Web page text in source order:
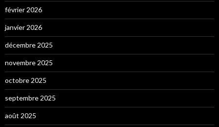
février 2026
janvier 2026
décembre 2025
novembre 2025
octobre 2025
septembre 2025
août 2025